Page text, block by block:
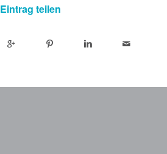
Eintrag teilen